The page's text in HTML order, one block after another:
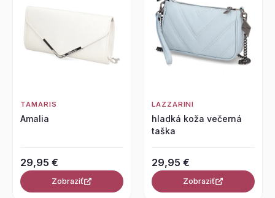
TAMARIS
Amalia
29,95 €
Zobraziť
LAZZARINI
hladká koža večerná
taška
29,95 €
Zobraziť